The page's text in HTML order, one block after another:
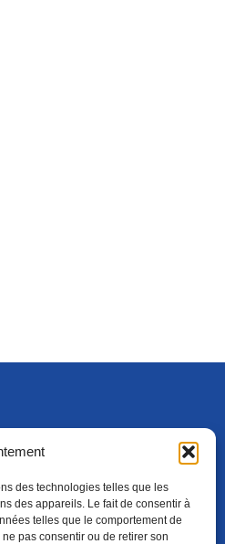
des technologies telles que les
des appareils. Le fait de consentir à
telles que le comportement de
pas consentir ou de retirer son
S'ABONNER
(NOUVELLE FENÊTRE)
ADHÉRER